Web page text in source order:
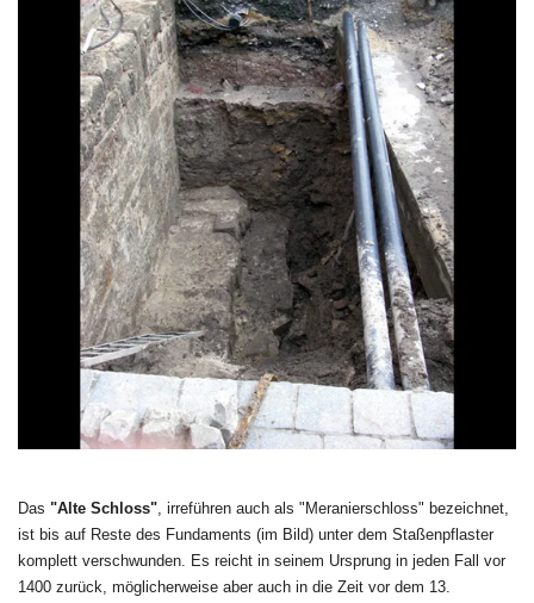
Das "Alte Schloss", irreführen auch als "Meranierschloss" bezeichnet,
ist bis auf Reste des Fundaments (im Bild) unter dem Staßenpflaster
komplett verschwunden. Es reicht in seinem Ursprung in jeden Fall vor
1400 zurück, möglicherweise aber auch in die Zeit vor dem 13.